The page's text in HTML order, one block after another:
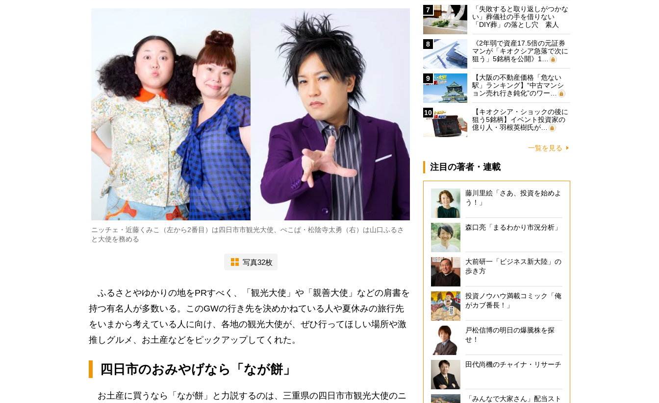
ニッチェ・近藤くみこ（左から2番目）は四日市市観光大使、ぺこぱ・松陰寺太勇（右）は山口ふるさ
と大使を務める
写真32枚
ふるさとやゆかりの地をPRすべく、「観光大使」や「親善大使」などの肩書を
持つ有名人が多数いる。このGWの行き先を決めかねている人や夏休みの旅行先
をいまから考えている人に向け、各地の観光大使が、ぜひ行ってほしい場所や激
推しグルメ、お土産などをピックアップしてくれた。
四日市のおみやげなら「なが餅」
お土産に買うなら「なが餅」と力説するのは、三重県の四日市市観光大使のニ
7
「失敗すると取り返しがつかな
い」葬儀社の手を借りない
「DIY葬」の落とし穴 素人
に…
8
《2年弱で資産17.5倍の元証券
マンが「キオクシア急落で次に
狙う」5銘柄を公開》1…
9
【大阪の不動産価格「危ない
駅」ランキング】“中古マンシ
ョン売れ行き鈍化”のワー…
10
【キオクシア・ショックの後に
狙う5銘柄】イベント投資家の
億り人・羽根英樹氏が…
一覧を見る
注目の著者・連載
藤川里絵「さあ、投資を始めよ
う！」
森口亮「まるわかり市況分析」
大前研一「ビジネス新大陸」の
歩き方
投資ノウハウ満載コミック「俺
がカブ番長！」
戸松信博の明日の爆騰株を探
せ！
田代尚機のチャイナ・リサーチ
「みんなで大家さん」配当スト